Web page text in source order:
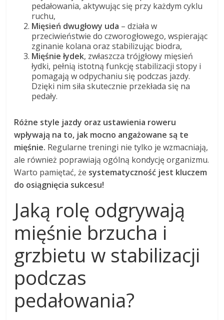
pedałowania, aktywując się przy każdym cyklu
ruchu,
Mięsień dwugłowy uda – działa w
przeciwieństwie do czworogłowego, wspierając
zginanie kolana oraz stabilizując biodra,
Mięśnie łydek, zwłaszcza trójgłowy mięsień
łydki, pełnią istotną funkcję stabilizacji stopy i
pomagają w odpychaniu się podczas jazdy.
Dzięki nim siła skutecznie przekłada się na
pedały.
Różne style jazdy oraz ustawienia roweru
wpływają na to, jak mocno angażowane są te
mięśnie. Regularne treningi nie tylko je wzmacniają,
ale również poprawiają ogólną kondycję organizmu.
Warto pamiętać, że systematyczność jest kluczem
do osiągnięcia sukcesu!
Jaką rolę odgrywają
mięśnie brzucha i
grzbietu w stabilizacji
podczas
pedałowania?